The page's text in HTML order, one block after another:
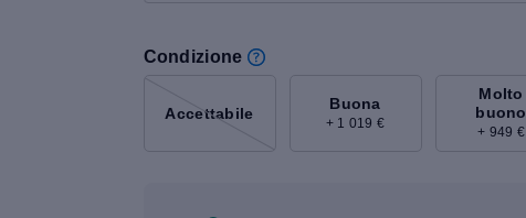
Condizione
Accettabile
Buona
+ 1 019 €
Molto
buono
+ 949 €